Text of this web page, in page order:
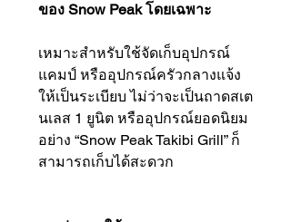
ของ Snow Peak โดยเฉพาะ
เหมาะสำหรับใช้จัดเก็บอุปกรณ์
แคมป์ หรืออุปกรณ์ครัวกลางแจ้ง
ให้เป็นระเบียบ ไม่ว่าจะเป็นถาดสเต
นเลส 1 ยูนิต หรืออุปกรณ์ยอดนิยม
อย่าง “Snow Peak Takibi Grill” ก็
สามารถเก็บได้สะดวก